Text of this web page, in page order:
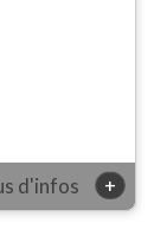
d'infos +